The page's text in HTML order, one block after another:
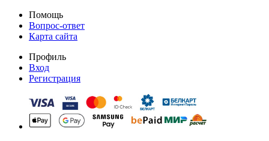
Помощь
Вопрос-ответ
Карта сайта
Профиль
Вход
Регистрация